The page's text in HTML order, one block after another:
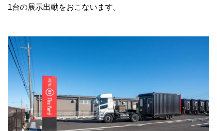
1台の展示出動をおこないます。